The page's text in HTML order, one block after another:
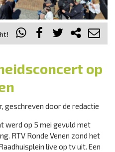
op
geschreven door de redactie
werd op 5 mei gevuld met
RTV Ronde Venen zond het
live op tv uit. Een